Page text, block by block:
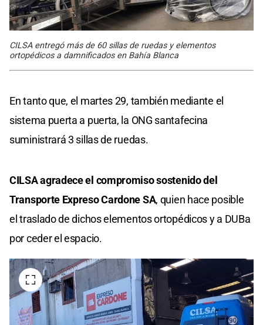
CILSA entregó más de 60 sillas de ruedas y elementos
ortopédicos a damnificados en Bahía Blanca
En tanto que, el martes 29, también mediante el
sistema puerta a puerta, la ONG santafecina
suministrará 3 sillas de ruedas.
CILSA agradece el compromiso sostenido del
Transporte Expreso Cardone SA, quien hace posible
el traslado de dichos elementos ortopédicos y a DUBa
por ceder el espacio.